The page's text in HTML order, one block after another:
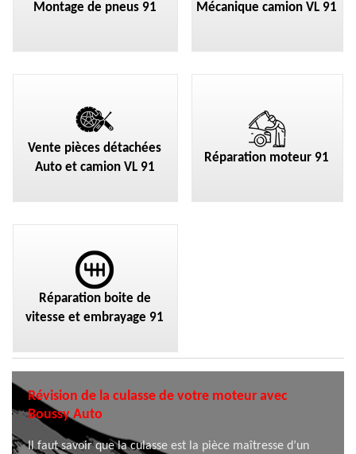
Montage de pneus 91 Mécanique camion VL 91
Vente pièces détachées
Auto et camion VL 91
Réparation moteur 91
Réparation boite de
vitesse et embrayage 91
Révision de la culasse de votre moteur avec
Boussy Auto
Il faut savoir que la culasse est la pièce maîtresse d’un